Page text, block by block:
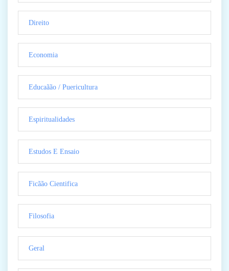
Direito
Economia
Educaãão / Puericultura
Espiritualidades
Estudos E Ensaio
Ficãão Cientifica
Filosofia
Geral